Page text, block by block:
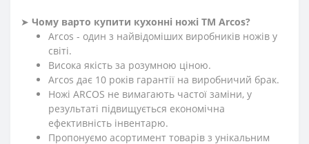
➤ Чому варто купити кухонні ножі ТМ Arcos?
Arcos - один з найвідоміших виробників ножів у
світі.
Висока якість за розумною ціною.
Arcos дає 10 років гарантії на виробничий брак.
Ножі ARCOS не вимагають частої заміни, у
результаті підвищується економічна
ефективність інвентарю.
Пропонуємо асортимент товарів з унікальним